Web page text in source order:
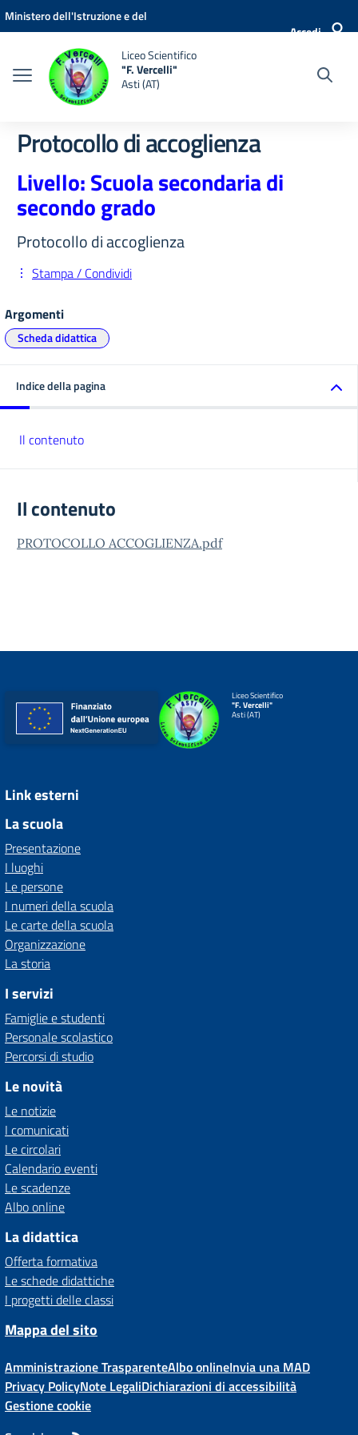
Vai ai contenuti
Vai al menu di navigazione
Vai al footer
Ministero dell'Istruzione e del
Accedi
Liceo Scientifico
"F. Vercelli"
Asti (AT)
Protocollo di accoglienza
Livello: Scuola secondaria di
secondo grado
Protocollo di accoglienza
Stampa / Condividi
Argomenti
Scheda didattica
Indice della pagina
Il contenuto
Il contenuto
PROTOCOLLO ACCOGLIENZA.pdf
Liceo Scientifico
"F. Vercelli"
Asti (AT)
Link esterni
La scuola
Presentazione
I luoghi
Le persone
I numeri della scuola
Le carte della scuola
Organizzazione
La storia
I servizi
Famiglie e studenti
Personale scolastico
Percorsi di studio
Le novità
Le notizie
I comunicati
Le circolari
Calendario eventi
Le scadenze
Albo online
La didattica
Offerta formativa
Le schede didattiche
I progetti delle classi
Mappa del sito
Amministrazione TrasparenteAlbo onlineInvia una MAD
Privacy PolicyNote LegaliDichiarazioni di accessibilità
Gestione cookie